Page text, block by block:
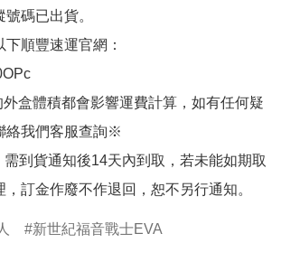
碼已出貨。
順豐速運官網：
盒體積都會影響運費計算，如有任何疑
絡我們客服查詢※
到貨通知後14天內到取，若未能如期取
訂金作廢不作退回，恕不另行通知。
新世紀福音戰士EVA